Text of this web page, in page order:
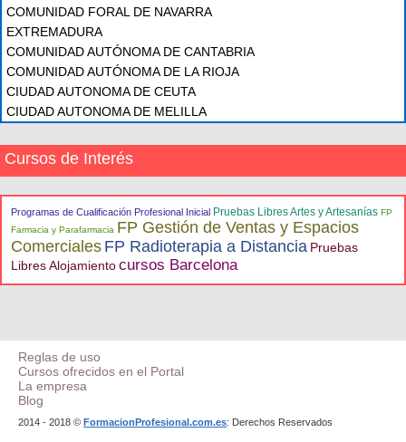
COMUNIDAD FORAL DE NAVARRA
EXTREMADURA
COMUNIDAD AUTÓNOMA DE CANTABRIA
COMUNIDAD AUTÓNOMA DE LA RIOJA
CIUDAD AUTONOMA DE CEUTA
CIUDAD AUTONOMA DE MELILLA
Cursos de Interés
Programas de Cualificación Profesional Inicial Pruebas Libres Artes y Artesanías FP
Farmacia y Parafarmacia FP Gestión de Ventas y Espacios
Comerciales FP Radioterapia a Distancia Pruebas
Libres Alojamientocursos Barcelona
Reglas de uso
Cursos ofrecidos en el Portal
La empresa
Blog
2014 - 2018 © FormacionProfesional.com.es: Derechos Reservados